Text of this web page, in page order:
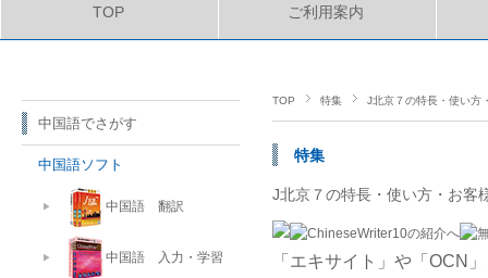
TOP ご利用案内
TOP 特集 J北京７の特長・使い方
特集
J北京７の特長・使い方・お客
「エキサイト」や「OCN
中国語でさがす
中国語ソフト
中国語 翻訳
中国語 入力・学習